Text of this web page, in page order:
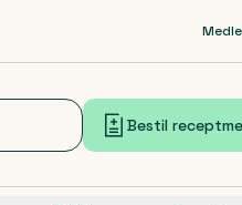
Bestil